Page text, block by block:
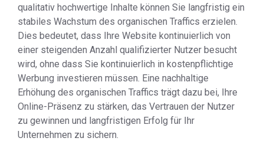
qualitativ hochwertige Inhalte können Sie langfristig ein
stabiles Wachstum des organischen Traffics erzielen.
Dies bedeutet, dass Ihre Website kontinuierlich von
einer steigenden Anzahl qualifizierter Nutzer besucht
wird, ohne dass Sie kontinuierlich in kostenpflichtige
Werbung investieren müssen. Eine nachhaltige
Erhöhung des organischen Traffics trägt dazu bei, Ihre
Online-Präsenz zu stärken, das Vertrauen der Nutzer
zu gewinnen und langfristigen Erfolg für Ihr
Unternehmen zu sichern.